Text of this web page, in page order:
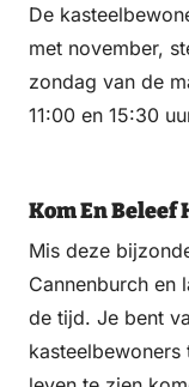
De
met november,
zondag van de
11:00 en 15:30
Kom En Beleef
Mis deze
Cannenburch en
de tijd. Je bent